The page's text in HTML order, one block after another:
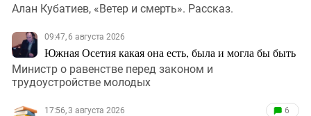
Алан Кубатиев, «Ветер и смерть». Рассказ.
09:47, 6 августа 2026
Южная Осетия какая она есть, была и могла бы быть
Министр о равенстве перед законом и
трудоустройстве молодых
17:56, 3 августа 2026 6